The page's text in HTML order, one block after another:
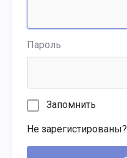
Пароль
Запомнить
Не зарегистированы?